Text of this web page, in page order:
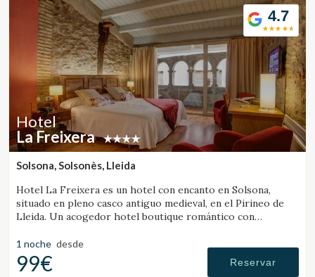
4.7
Hotel
La Freixera
Solsona, Solsonès, Lleida
Hotel La Freixera es un hotel con encanto en Solsona,
situado en pleno casco antiguo medieval, en el Pirineo de
Lleida. Un acogedor hotel boutique romántico con
madera y la historia crean una atmósfera única.
1 noche desde
99€ Reservar